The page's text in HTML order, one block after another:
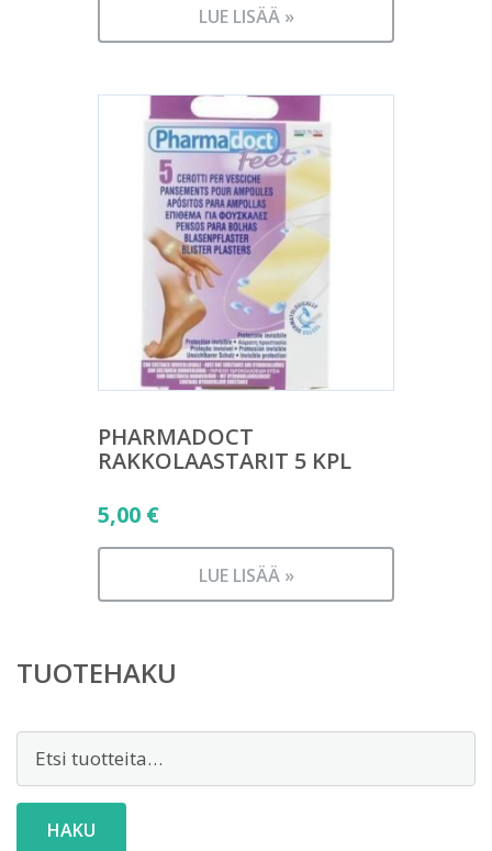
LUE LISÄÄ »
PHARMADOCT
RAKKOLAASTARIT 5 KPL
5,00 €
LUE LISÄÄ »
TUOTEHAKU
Etsi:
HAKU